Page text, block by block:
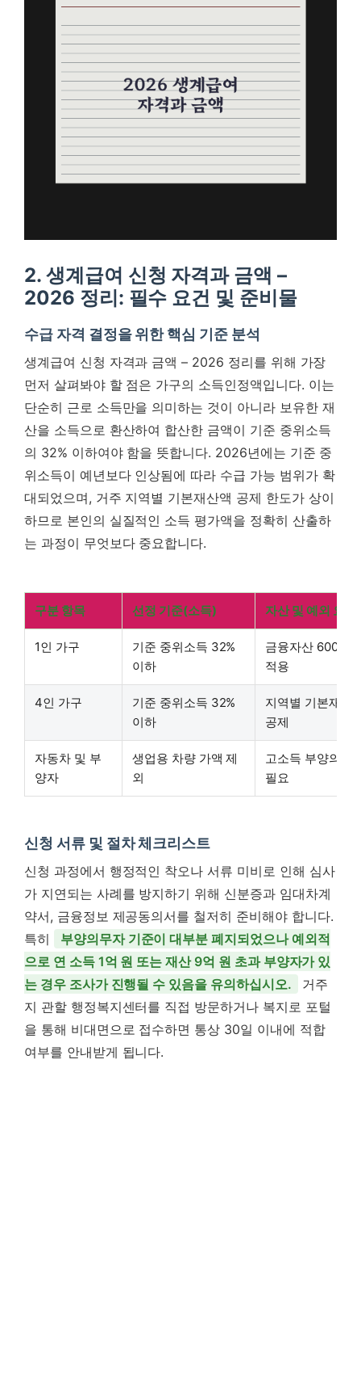
2. 생계급여 신청 자격과 금액 –
2026 정리: 필수 요건 및 준비물
수급 자격 결정을 위한 핵심 기준 분석
생계급여 신청 자격과 금액 – 2026 정리를 위해 가장
먼저 살펴봐야 할 점은 가구의 소득인정액입니다. 이는
단순히 근로 소득만을 의미하는 것이 아니라 보유한 재
산을 소득으로 환산하여 합산한 금액이 기준 중위소득
의 32% 이하여야 함을 뜻합니다. 2026년에는 기준 중
위소득이 예년보다 인상됨에 따라 수급 가능 범위가 확
대되었으며, 거주 지역별 기본재산액 공제 한도가 상이
하므로 본인의 실질적인 소득 평가액을 정확히 산출하
는 과정이 무엇보다 중요합니다.
구분 항목 선정 기준(소득) 자산 및 예외 요건
1인 가구
기준 중위소득 32%
이하
금융자산 600만
적용
4인 가구
기준 중위소득 32%
이하
지역별 기본재산
공제
자동차 및 부
양자
생업용 차량 가액 제
외
고소득 부양의무
필요
신청 서류 및 절차 체크리스트
신청 과정에서 행정적인 착오나 서류 미비로 인해 심사
가 지연되는 사례를 방지하기 위해 신분증과 임대차계
약서, 금융정보 제공동의서를 철저히 준비해야 합니다.
특히
부양의무자 기준이 대부분 폐지되었으나 예외적
으로 연 소득 1억 원 또는 재산 9억 원 초과 부양자가 있
는 경우 조사가 진행될 수 있음을 유의하십시오.
거주
지 관할 행정복지센터를 직접 방문하거나 복지로 포털
을 통해 비대면으로 접수하면 통상 30일 이내에 적합
여부를 안내받게 됩니다.